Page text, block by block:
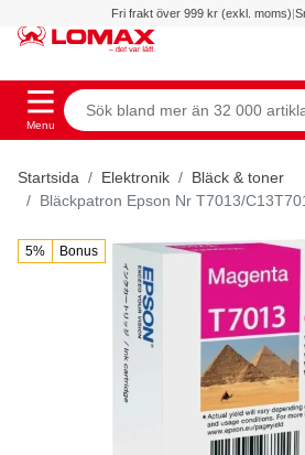
Fri frakt över 999 kr (exkl. moms)|
Menu
Startsida Elektronik
Bläck & toner
Bläckpatron Epson Nr T7013/
5% Bonus